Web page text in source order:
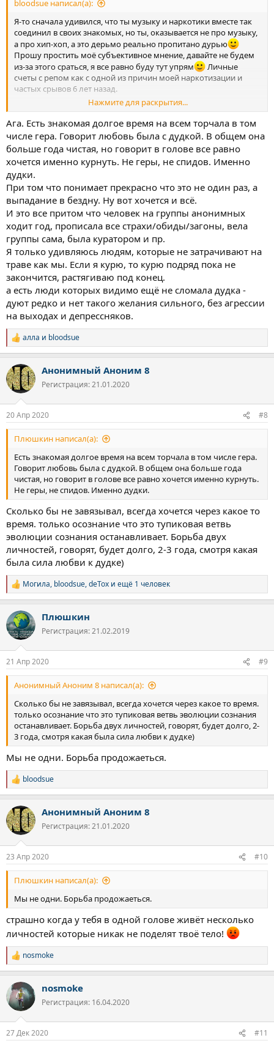
bloodsue написал(а):
Я-то сначала удивился, что ты музыку и наркотики вместе так
соединил в своих знакомых, но ты, оказывается не про музыку,
а про хип-хоп, а это дерьмо реально пропитано дурью
Прошу простить моё субъективное мнение, давайте не будем
из-за этого сраться, я все равно буду тут упрям
Личные
счеты с репом как с одной из причин моей наркотизации и
частых срывов 6 лет назад.
Да, реально такой долгий срок восстановления, это меня пздц
как демотивировало.
ЗНаешь, что убрало демотивацию и страх трудности пути?
Уже через пару-тройку месяцев становится НОРМАЛЬНО,
радует то, что должно, нету загонов жестких.
И при этом понимание четкое, что можно еще гораздо лучше,
хотя уже НОРМАЛЬНО, и это лучше в течение года-двух
приходит, а если работать с этим (та же когнитивно-
поведенческая терапия) - то гораздо быстрее.
А после искоренений последствий наркомании можно еще
дооолгоулучшать свою жизнь,и это всегда в плюс как
минимум по самочувствию и настроению с мотивацией
У тебя тяга будет и через пару лет "все в порядке, я справился,
как-то скуучновато-, можно бахнуть разок, ничего теперь
точно не будет, это лучше, чем нажраться", и если хоть раз ты
ей поверишь - тебе ****** полный.
Если не поверишь, то все хорошо будет, уже через пару
месяцев будешь хорошо себя чувствовать, но не
останавливайся на достигнутом и работай дальше, делай
лучше
Не бойся этих условных двух лет -речь идет о
полном восстановлении (насколько это возможно, есть и
необратимые последствия), самое заметное произойдет в
первый месяц. Не бойся
Самое страшное закончилось
тогда, когда ты разрешил себе не любить наркотики.
Нажмите для раскрытия...
Ага. Есть знакомая долгое время на всем торчала в том
числе гера. Говорит любовь была с дудкой. В общем она
больше года чистая, но говорит в голове все равно
хочется именно курнуть. Не геры, не спидов. Именно
дудки.
При том что понимает прекрасно что это не один раз, а
выпадание в бездну. Ну вот хочется и всё.
И это все притом что человек на группы анонимных
ходит год, прописала все страхи/обиды/загоны, вела
группы сама, была куратором и пр.
Я только удивляюсь людям, которые не затрачивают на
траве как мы. Если я курю, то курю подряд пока не
закончится, растягиваю под конец.
а есть люди которых видимо ещё не сломала дудка -
дуют редко и нет такого желания сильного, без агрессии
на выходах и депрессняков.
Р
е
к
ц
и
алла и bloodsue
Анонимный Аноним 8
Регистрация: 21.01.2020
20 Апр 2020 #8
Плюшкин написал(а):
Есть знакомая долгое время на всем торчала в том числе гера.
Говорит любовь была с дудкой. В общем она больше года
чистая, но говорит в голове все равно хочется именно курнуть.
Не геры, не спидов. Именно дудки.
Сколько бы не завязывал, всегда хочется через какое то
время. только осознание что это тупиковая ветвь
эволюции сознания останавливает. Борьба двух
личностей, говорят, будет долго, 2-3 года, смотря какая
была сила любви к дудке)
Р
е
к
ц
и
Могила, bloodsue,deTox и ещё 1 человек
Плюшкин
Регистрация: 21.02.2019
21 Апр 2020 #9
Анонимный Аноним 8 написал(а):
Сколько бы не завязывал, всегда хочется через какое то время.
только осознание что это тупиковая ветвь эволюции сознания
останавливает. Борьба двух личностей, говорят, будет долго, 2-
3 года, смотря какая была сила любви к дудке)
Мы не одни. Борьба продожаеться.
Р
е
к
ц
и
bloodsue
Анонимный Аноним 8
Регистрация: 21.01.2020
23 Апр 2020 #10
Плюшкин написал(а):
Мы не одни. Борьба продожаеться.
страшно когда у тебя в одной голове живёт несколько
личностей которые никак не поделят твоё тело!
Р
е
к
ц
и
nosmoke
nosmoke
Регистрация: 16.04.2020
27 Дек 2020 #11